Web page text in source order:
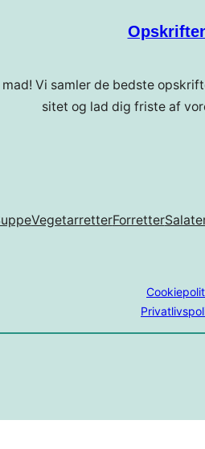
Vi samler de bedste
sitet og lad dig friste af
VegetarretterForretter